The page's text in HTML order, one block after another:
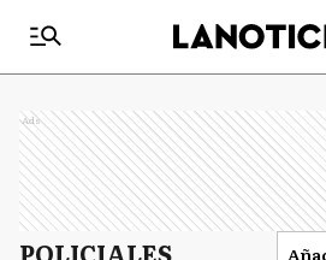
Ads
POLICIALES